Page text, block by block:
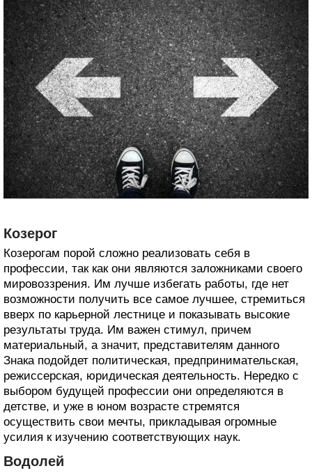
Козерог
Козерогам порой сложно реализовать себя в
профессии, так как они являются заложниками своего
мировоззрения. Им лучше избегать работы, где нет
возможности получить все самое лучшее, стремиться
вверх по карьерной лестнице и показывать высокие
результаты труда. Им важен стимул, причем
материальный, а значит, представителям данного
Знака подойдет политическая, предпринимательская,
режиссерская, юридическая деятельность. Нередко с
выбором будущей профессии они определяются в
детстве, и уже в юном возрасте стремятся
осуществить свои мечты, прикладывая огромные
усилия к изучению соответствующих наук.
Водолей